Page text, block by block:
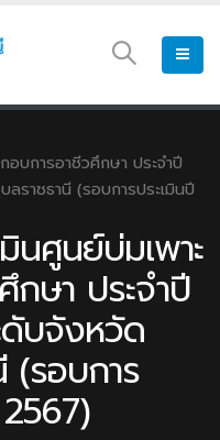
อบการอาชีวศึกษา ประจำปี
ราชธานี (รอบการประเมินปี
นศูนย์บ่มเพาะ
กษา ประจำปี
บจังหวัด
(รอบการ